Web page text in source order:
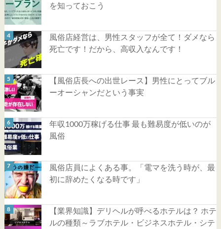
を知っておこう
風俗店経営は、男性スタッフが全て！ダメなら
死亡です！だから、高収入なんです！
【風俗店長への出世レース】男性にとってブル
ーオーシャンだという事実
年収1000万稼げる仕事 最も難易度が低いのが
風俗
風俗店員によくある事。「電マを洗う時が、最
初に辞めたくなる時です」
【業界知識】デリヘルが呼べるホテルは？ ホテ
ルの種類～ラブホテル・ビジネスホテル・シテ